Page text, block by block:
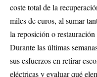
coste total de la
miles de euros, al sumar
la reposición o
Durante las últimas
sus esfuerzos en retirar
eléctricas y evaluar qué